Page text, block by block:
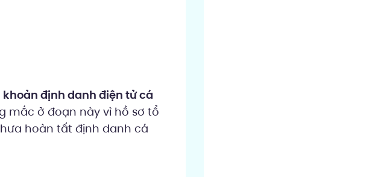
định danh điện tử cá
mắc ở đoạn này vì hồ sơ tổ
hoàn tất định danh cá